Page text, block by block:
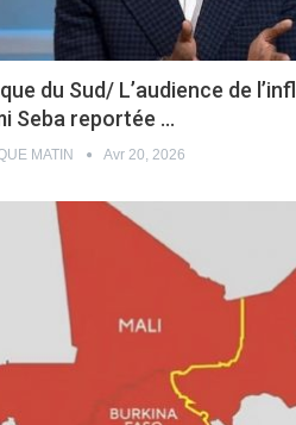
du Sud/ L’audience de
Seba reportée …
MATIN Avr 20, 2026